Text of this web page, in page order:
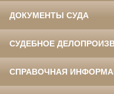
ДОКУМЕНТЫ СУДА
СУДЕБНОЕ
СПРАВОЧНАЯ